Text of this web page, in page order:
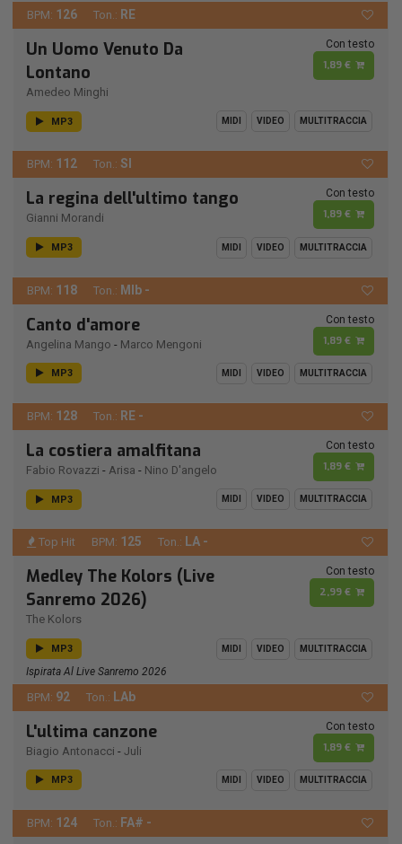
BPM: 126 Ton.: RE
Un Uomo Venuto Da
Lontano
Amedeo Minghi
Con testo
1,89 €
MP3 MIDI VIDEO MULTITRACCIA
BPM: 112 Ton.: SI
La regina dell'ultimo tango
Gianni Morandi
Con testo
1,89 €
MP3 MIDI VIDEO MULTITRACCIA
BPM: 118 Ton.: MIb -
Canto d'amore
Angelina Mango - Marco Mengoni
Con testo
1,89 €
MP3 MIDI VIDEO MULTITRACCIA
BPM: 128 Ton.: RE -
La costiera amalfitana
Fabio Rovazzi - Arisa - Nino D'angelo
Con testo
1,89 €
MP3 MIDI VIDEO MULTITRACCIA
Top Hit BPM: 125 Ton.: LA -
Medley The Kolors (Live
Sanremo 2026)
The Kolors
Con testo
2,99 €
MP3 MIDI VIDEO MULTITRACCIA
Ispirata Al Live Sanremo 2026
BPM: 92 Ton.: LAb
L'ultima canzone
Biagio Antonacci - Juli
Con testo
1,89 €
MP3 MIDI VIDEO MULTITRACCIA
BPM: 124 Ton.: FA# -